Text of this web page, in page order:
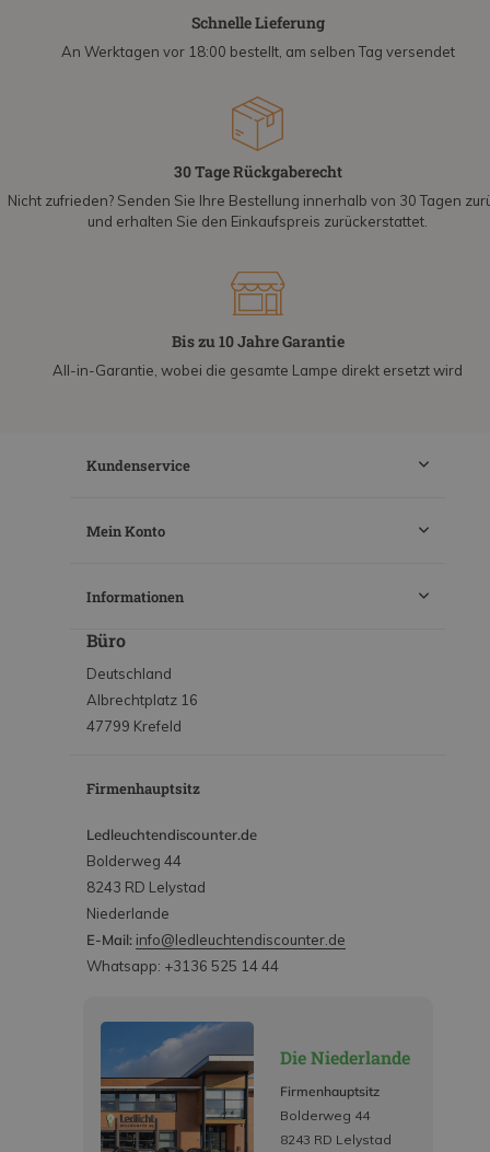
Schnelle Lieferung
An Werktagen vor 18:00 bestellt, am selben Tag versendet
30 Tage Rückgaberecht
Nicht zufrieden? Senden Sie Ihre Bestellung innerhalb von 30 Tagen
und erhalten Sie den Einkaufspreis zurückerstattet.
Bis zu 10 Jahre Garantie
All-in-Garantie, wobei die gesamte Lampe direkt ersetzt wird
Kundenservice
Mein Konto
Informationen
Büro
Deutschland
Albrechtplatz 16
47799 Krefeld
Firmenhauptsitz
Ledleuchtendiscounter.de
Bolderweg 44
8243 RD Lelystad
Niederlande
E-Mail: info@ledleuchtendiscounter.de
Whatsapp: +3136 525 14 44
Die Niederlande
Firmenhauptsitz
Bolderweg 44
8243 RD Lelystad